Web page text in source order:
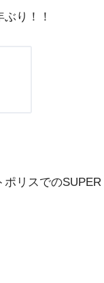
り！！
リスでのSUPER